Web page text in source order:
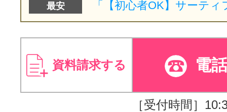
最安
資料請求する 電
［受付時間］